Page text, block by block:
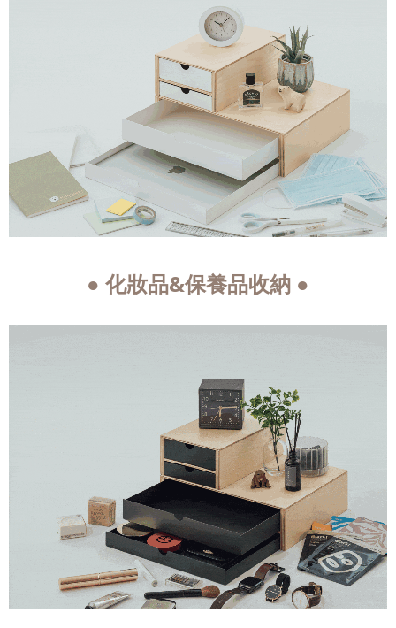
● 化妝品&保養品收納 ●